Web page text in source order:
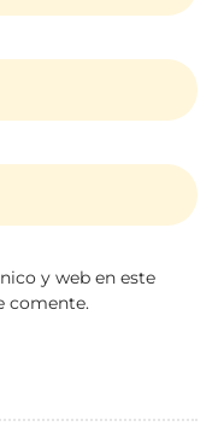
y web en este
comente.